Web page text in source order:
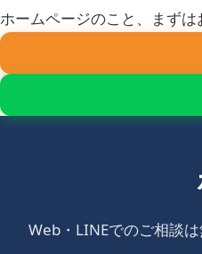
ホームページのこと、まずは
Web・LINEでのご相談